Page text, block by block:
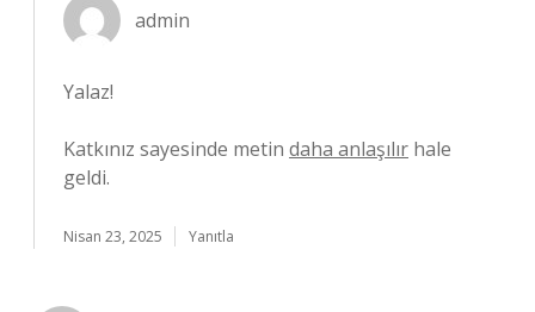
admin
Yalaz!
Katkınız sayesinde metin daha anlaşılır hale
geldi.
Nisan 23, 2025 Yanıtla